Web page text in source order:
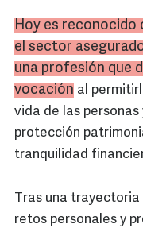
Hoy es reconocido
el sector
una profesión que
vocación al
vida de las
protección
tranquilidad
Tras una trayectoria
retos personales y